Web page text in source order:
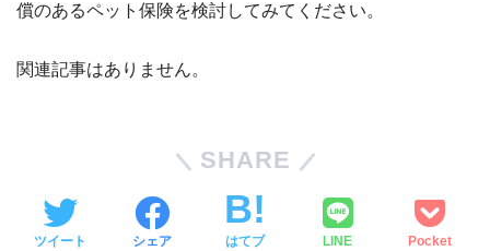
償のあるペット保険を検討してみてください。
関連記事はありません。
SHARE
ツイート シェア はてブ LINE Pocket